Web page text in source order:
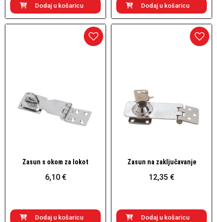
Dodaj u košaricu Dodaj u košaricu
Brzi pogled
Zasun s okom za lokot
6,10 €
Dodaj u košaricu
Brzi pogled
Zasun na zaključavanje
12,35 €
Dodaj u košaricu